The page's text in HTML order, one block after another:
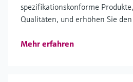
spezifikationskonforme
Qualitäten, und erhöhen Sie
Mehr erfahren